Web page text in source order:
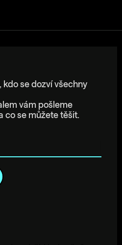
kdo se dozví všechny
vám pošleme
co se můžete těšit.